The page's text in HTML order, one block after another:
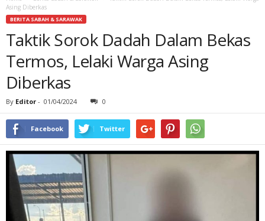
Asing Diberkas
BERITA SABAH & SARAWAK
Taktik Sorok Dadah Dalam Bekas
Termos, Lelaki Warga Asing
Diberkas
By Editor - 01/04/2024 0
Facebook Twitter